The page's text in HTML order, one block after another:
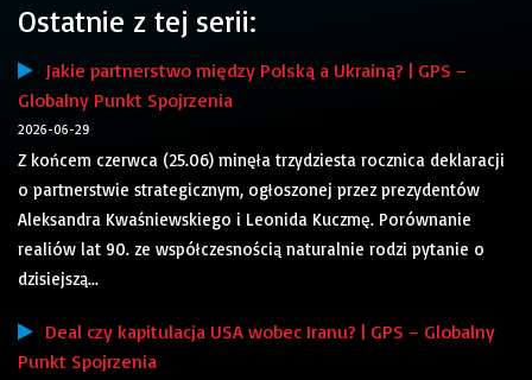
Ostatnie z tej serii:
Jakie partnerstwo między Polską a Ukrainą? | GPS –
Globalny Punkt Spojrzenia
2026-06-29
Z końcem czerwca (25.06) minęła trzydziesta rocznica deklaracji
o partnerstwie strategicznym, ogłoszonej przez prezydentów
Aleksandra Kwaśniewskiego i Leonida Kuczmę. Porównanie
realiów lat 90. ze współczesnością naturalnie rodzi pytanie o
dzisiejszą...
Deal czy kapitulacja USA wobec Iranu? | GPS – Globalny
Punkt Spojrzenia